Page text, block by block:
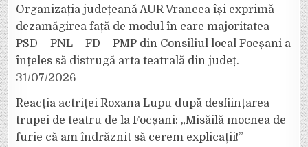
Organizația județeană AUR Vrancea își exprimă
dezamăgirea față de modul în care majoritatea
PSD – PNL – FD – PMP din Consiliul local Focșani a
înțeles să distrugă arta teatrală din județ.
31/07/2026
Reacția actriței Roxana Lupu după desființarea
trupei de teatru de la Focșani: „Misăilă mocnea de
furie că am îndrăznit să cerem explicații!”